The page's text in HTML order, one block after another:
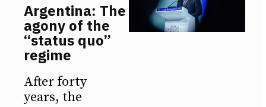
Argentina: The
agony of the
“status quo”
regime
After forty
years, the